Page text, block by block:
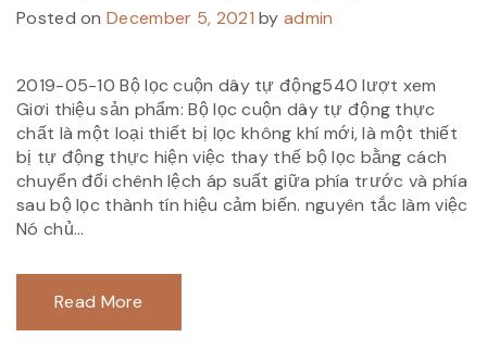
Posted onDecember 5, 2021 byadmin
2019-05-10 Bộ lọc cuộn dây tự động540 lượt xem
Giơi thiệu sản phẩm: Bộ lọc cuộn dây tự động thực
chất là một loại thiết bị lọc không khí mới, là một thiết
bị tự động thực hiện việc thay thế bộ lọc bằng cách
chuyển đổi chênh lệch áp suất giữa phía trước và phía
sau bộ lọc thành tín hiệu cảm biến. nguyên tắc làm việc
Nó chủ...
Read More